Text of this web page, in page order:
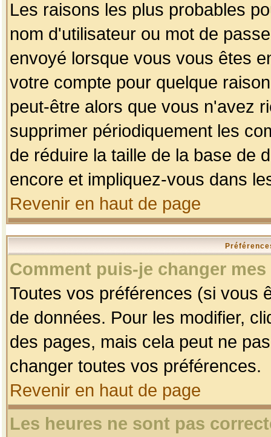
Les raisons les plus probables
nom d'utilisateur ou mot de
envoyé lorsque vous vous êtes
votre compte pour quelque
peut-être alors que vous n'avez
supprimer périodiquement les
de réduire la taille de la base de
encore et impliquez-vous dans
Revenir en haut de page
Comment puis-je changer
Toutes vos préférences (si vous
de données. Pour les modifier,
des pages, mais cela peut ne
changer toutes vos préférences.
Revenir en haut de page
Les heures ne sont pas